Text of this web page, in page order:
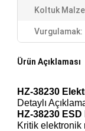
Koltuk
Vurgulamak:
Ürün Açıklaması
HZ-38230
Detaylı
HZ-38230
Kritik elektronik